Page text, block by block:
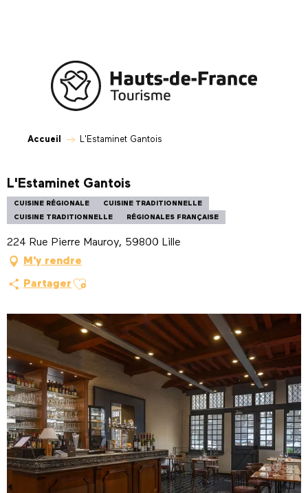
Accueil L'Estaminet Gantois
L'Estaminet Gantois
CUISINE RÉGIONALE
CUISINE TRADITIONNELLE
CUISINE TRADITIONNELLE
RÉGIONALES FRANÇAISE
224 Rue Pierre Mauroy, 59800 Lille
M'y rendre
Partager Ajouter aux favoris